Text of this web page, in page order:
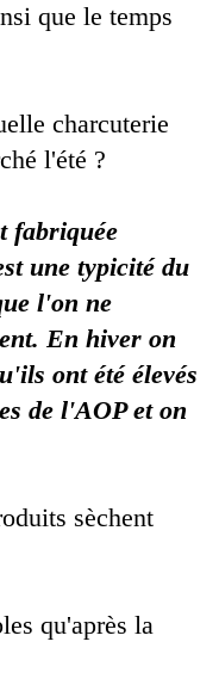
que le temps
charcuterie
l'été ?
fabriquée
une typicité du
l'on ne
En hiver on
ont été élevés
de l'AOP et on
sèchent
qu'après la